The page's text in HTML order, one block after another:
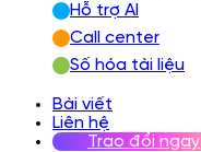
Hỗ trợ AI
Call center
Số hóa tài liệu
Bài viết
Liên hệ
Trao đổi ngay